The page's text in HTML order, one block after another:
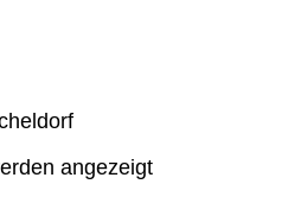
angezeigt